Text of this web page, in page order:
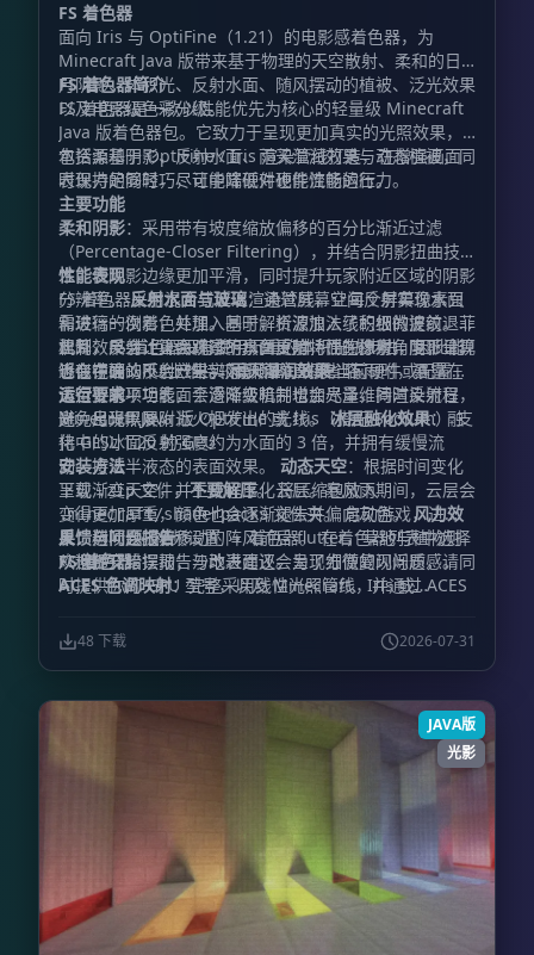
FS 着色器
面向 Iris 与 OptiFine（1.21）的电影感着色器，为
Minecraft Java 版带来基于物理的天空散射、柔和的日
月阴影、体积光、反射水面、随风摆动的植被、泛光效果
以及电影级色彩分级。
FS 着色器简介
FS 着色器是一款以性能优先为核心的轻量级 Minecraft
Java 版着色器包。它致力于呈现更加真实的光照效果，
包括柔和阴影、反射水面、雨天湿润效果与动态植被，同
时保持足够轻巧，让中端硬件也能流畅运行。
本资源基于 OptiFine / Iris 渲染管线打造，在增强画面
表现力的同时，尽可能降低对硬件性能的压力。
主要功能
柔和阴影：采用带有坡度缩放偏移的百分比渐近过滤
（Percentage-Closer Filtering），并结合阴影扭曲技
术，使阴影边缘更加平滑，同时提升玩家附近区域的阴影
分辨率。反射水面与玻璃：通过屏幕空间反射实现水面
和玻璃的倒影，并加入基于解析波浪法线的细微波纹。菲
涅耳效果会让正面观察的水面更暗，而在掠射角度下呈现
近似镜面的反射效果。雨天湿润效果：下雨时，暴露在
天空下的平坦表面会逐渐变暗并增加光泽，同时反射日
光、月光以及附近火把发出的光线。 冰层融化效果：融
化中的冰面反射强度约为水面的 3 倍，并拥有缓慢流
动、接近半液态的表面效果。 动态天空：根据时间变化
呈现渐变天空，并生成程序化云层。暴风雨期间，云层会
变得更加厚重，颜色也会逐渐褪去并偏向灰色。风力效
果：树叶会随着移动的阵风前后 flutter，草地与植物则
从根部开始摆动；沙地表面还会呈现细微的闪烁质感。
ACES 色调映射：完整采用线性光照管线，并通过 ACES
性能表现
FS 着色器采用混合式延迟渲染管线，让每个屏幕像素只
需进行一次着色处理。同时，资源加入了积极的提前退出
机制：反射计算会跳过不具备反射特性的像素，阴影计算
也会在确认不会产生实际影响时直接省略。
此外，FS 着色器没有使用沉重的体积光线步进，因此能
够在中端 GPU 上维持较高帧率。即使当前硬件或配置无
法运行某项功能，平滑降级机制也会尽量维持渲染流程，
避免出现黑屏。
运行要求
Minecraft Java 版 OptiFine 或 Iris（搭配 Sodium） 支
持 GLSL 1.20 的 GPU
安装方法
下载.zip文件，不要解压。 将压缩包放入
.minecraft/shaderpacks文件夹。 启动游戏，进
入：选项 → 视频设置 → 着色器。 在着色器列表中选择
FS 着色器。
反馈与问题报告
欢迎提交错误报告与改进建议。为了方便复现问题，请同
时提供你的 GPU 型号，以及 Minecraft、Iris 或
48 下载 2026-07-31
JAVA版
光影